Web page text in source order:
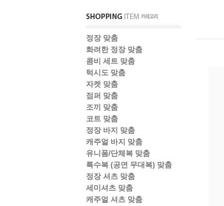
정장 맞춤
화려한 정장 맞춤
콤비 세트 맞춤
턱시도 맞춤
자켓 맞춤
점퍼 맞춤
조끼 맞춤
코트 맞춤
정장 바지 맞춤
캐주얼 바지 맞춤
유니폼/단체복 맞춤
특수복 (공연 무대복) 맞춤
정장 셔츠 맞춤
세미셔츠 맞춤
캐주얼 셔츠 맞춤